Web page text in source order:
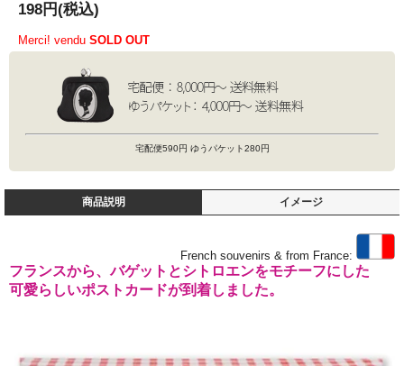
198円(税込)
Merci! vendu SOLD OUT
宅配便590円 ゆうパケット280円
商品説明 イメージ
French souvenirs & from France:
フランスから、バゲットとシトロエンをモチーフにした
可愛らしいポストカードが到着しました。